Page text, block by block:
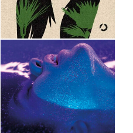
36,90 ZŁ
UKŁAD